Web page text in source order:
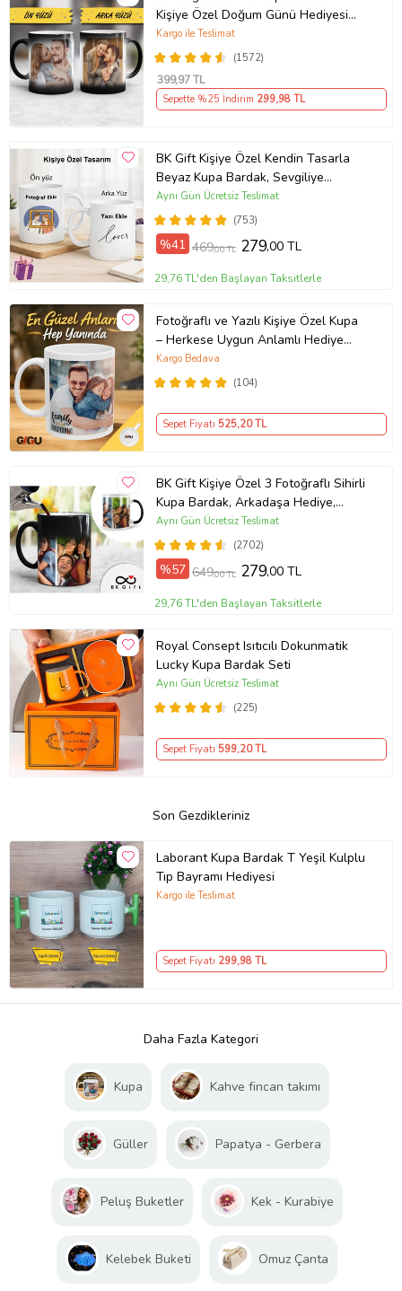
Kişiye Özel Doğum Günü Hediyesi
Sevgiliye Hediye Anneye Babaya
Ablaya Abiye Kız Erkek Kardeşe
Arkadaşa Resimli Günü Yıl Dönümü
Hediyesi
(1572)
Kargo ile Teslimat
399,97 TL
Sepette %25 İndirim 299,98 TL
BK Gift Kişiye Özel Kendin Tasarla
Beyaz Kupa Bardak, Sevgiliye
Hediye, Arkadaşa Hediye, Doğum
Günü Hediyesi(753)
Aynı Gün Ücretsiz Teslimat
%41 469,00 TL 279,00 TL
29,76 TL'den Başlayan Taksitlerle
Fotoğraflı ve Yazılı Kişiye Özel Kupa
– Herkese Uygun Anlamlı Hediye
Porselen Baskılı Kupa (Beyaz)
(104)
Kargo Bedava
Sepet Fiyatı 525,20 TL
BK Gift Kişiye Özel 3 Fotoğraflı Sihirli
Kupa Bardak, Arkadaşa Hediye,
Sevgiliye Hediye
(2702)
Aynı Gün Ücretsiz Teslimat
%57 649,00 TL 279,00 TL
29,76 TL'den Başlayan Taksitlerle
Royal Consept Isıtıcılı Dokunmatik
Lucky Kupa Bardak Seti
(225)
Aynı Gün Ücretsiz Teslimat
Sepet Fiyatı 599,20 TL
Son Gezdikleriniz
Laborant Kupa Bardak T Yeşil Kulplu
Tıp Bayramı Hediyesi
Kargo ile Teslimat
Sepet Fiyatı 299,98 TL
Daha Fazla Kategori
Kupa Kahve fincan takımı
Güller Papatya - Gerbera
Peluş Buketler Kek - Kurabiye
Kelebek Buketi Omuz Çanta